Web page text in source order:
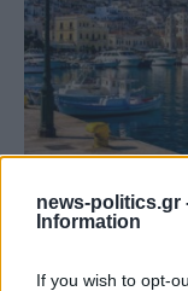
news-politics.gr
Information
If you wish to opt-
Σε συνθήκες…
Δημοτικού